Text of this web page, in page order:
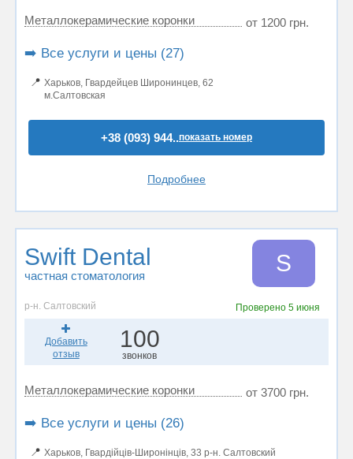
Металлокерамические коронки от 1200 грн.
➡️ Все услуги и цены (27)
📍 Харьков, Гвардейцев Широнинцев, 62
м.Салтовская
+38 (093) 944..показать номер
Подробнее
Swift Dental
частная стоматология S
р-н. Салтовский Проверено5 июня
Добавить
отзыв
100
звонков
Металлокерамические коронки от 3700 грн.
➡️ Все услуги и цены (26)
📍 Харьков, Гвардійців-Широнінців, 33 р-н. Салтовский